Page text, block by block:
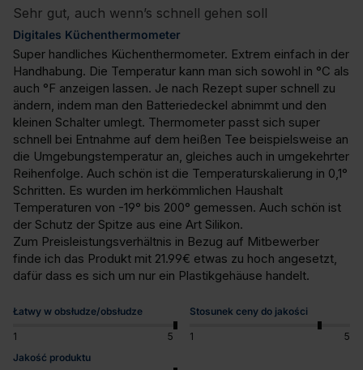
Sehr gut, auch wenn’s schnell gehen soll
Digitales Küchenthermometer
Super handliches Küchenthermometer. Extrem einfach in der
Handhabung. Die Temperatur kann man sich sowohl in °C als
auch °F anzeigen lassen. Je nach Rezept super schnell zu
ändern, indem man den Batteriedeckel abnimmt und den
kleinen Schalter umlegt. Thermometer passt sich super
schnell bei Entnahme auf dem heißen Tee beispielsweise an
die Umgebungstemperatur an, gleiches auch in umgekehrter
Reihenfolge. Auch schön ist die Temperaturskalierung in 0,1°
Schritten. Es wurden im herkömmlichen Haushalt
Temperaturen von -19° bis 200° gemessen. Auch schön ist
der Schutz der Spitze aus eine Art Silikon.
Zum Preisleistungsverhältnis in Bezug auf Mitbewerber
finde ich das Produkt mit 21.99€ etwas zu hoch angesetzt,
dafür dass es sich um nur ein Plastikgehäuse handelt.
Łatwy w obsłudze/obsłudze
1 5
Stosunek ceny do jakości
1
5
Jakość produktu